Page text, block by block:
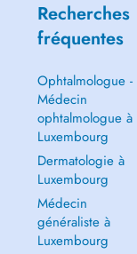
Recherches
fréquentes
Ophtalmologue -
Médecin
ophtalmologue à
Luxembourg
Dermatologie à
Luxembourg
Médecin
généraliste à
Luxembourg